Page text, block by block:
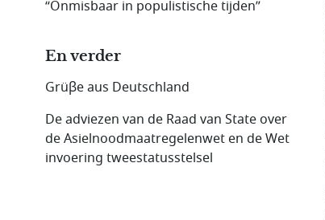
“Onmisbaar in populistische tijden”
En verder
Grüβe aus Deutschland
De adviezen van de Raad van State over
de Asielnood­maatregelen­wet en de Wet
invoering tweestatus­stelsel